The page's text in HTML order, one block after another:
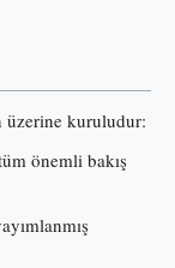
üzerine kuruludur:
önemli bakış